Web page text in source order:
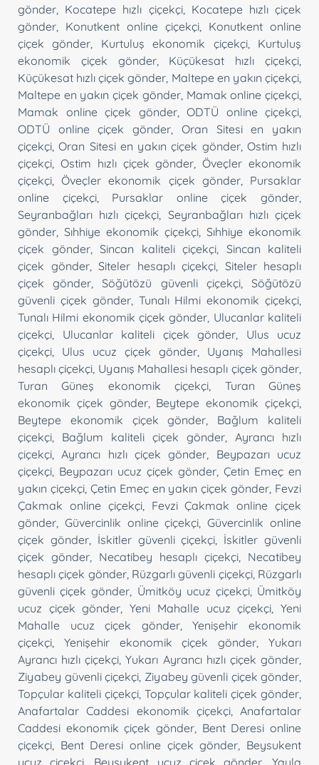
gönder
Kocatepe hızlı çiçekçi, Kocatepe hızlı çiçek
gönder
Konutkent online çiçekçi
Konutkent online
çiçek gönder
Kurtuluş ekonomik çiçekçi, Kurtuluş
ekonomik çiçek gönder, Küçükesat hızlı çiçekçi
Küçükesat hızlı çiçek gönder Maltepe en yakın çiçekçi
Maltepe en yakın çiçek gönder, Mamak online çiçekçi
Mamak online çiçek gönder, ODTÜ online çiçekçi
ODTÜ online çiçek gönder
Oran Sitesi en yakın
çiçekçi ,Oran Sitesi en yakın çiçek gönder, Ostim hızlı
çiçekçi Ostim hızlı çiçek gönder ,Öveçler ekonomik
çiçekçi ,Öveçler ekonomik çiçek gönder, Pursaklar
online çiçekçi, Pursaklar online çiçek gönder
Seyranbağları hızlı çiçekçi
Seyranbağları hızlı çiçek
gönder Sıhhiye ekonomik çiçekçi Sıhhiye ekonomik
çiçek gönder, Sincan kaliteli çiçekçi
Sincan kaliteli
çiçek gönder, Siteler hesaplı çiçekçi
Siteler hesaplı
çiçek gönder ,Söğütözü güvenli çiçekçi,Söğütözü
güvenli çiçek gönder, Tunalı Hilmi ekonomik çiçekçi
Tunalı Hilmi ekonomik çiçek gönder Ulucanlar kaliteli
çiçekçi
Ulucanlar kaliteli çiçek gönder
Ulus ucuz
çiçekçi
Ulus ucuz çiçek gönder
Uyanış Mahallesi
hesaplı çiçekçi Uyanış Mahallesi hesaplı çiçek gönder
Turan Güneş ekonomik çiçekçi
Turan Güneş
ekonomik çiçek gönder, Beytepe ekonomik çiçekçi
Beytepe ekonomik çiçek gönder
Bağlum kaliteli
çiçekçi
Bağlum kaliteli çiçek gönder
Ayrancı hızlı
çiçekçi ,Ayrancı hızlı çiçek gönder
Beypazarı ucuz
çiçekçi Beypazarı ucuz çiçek gönder Çetin Emeç en
yakın çiçekçi, Çetin Emeç en yakın çiçek gönder Fevzi
Çakmak online çiçekçi, Fevzi Çakmak online çiçek
gönder Güvercinlik online çiçekçi ,Güvercinlik online
çiçek gönder, İskitler güvenli çiçekçi
İskitler güvenli
çiçek gönder
Necatibey hesaplı çiçekçi
Necatibey
hesaplı çiçek gönder, Rüzgarlı güvenli çiçekçi, Rüzgarlı
güvenli çiçek gönder Ümitköy ucuz çiçekçi, Ümitköy
ucuz çiçek gönder ,Yeni Mahalle ucuz çiçekçi ,Yeni
Mahalle ucuz çiçek gönder,Yenişehir ekonomik
çiçekçi
Yenişehir ekonomik çiçek gönder ,Yukarı
Ayrancı hızlı çiçekçi ,Yukarı Ayrancı hızlı çiçek gönder
Ziyabey güvenli çiçekçi Ziyabey güvenli çiçek gönder
Topçular kaliteli çiçekçi, Topçular kaliteli çiçek gönder
Anafartalar Caddesi ekonomik çiçekçi, Anafartalar
Caddesi ekonomik çiçek gönder Bent Deresi online
çiçekçi
Bent Deresi online çiçek gönder
Beysukent
ucuz çiçekçi
Beysukent ucuz çiçek gönder,Yayla